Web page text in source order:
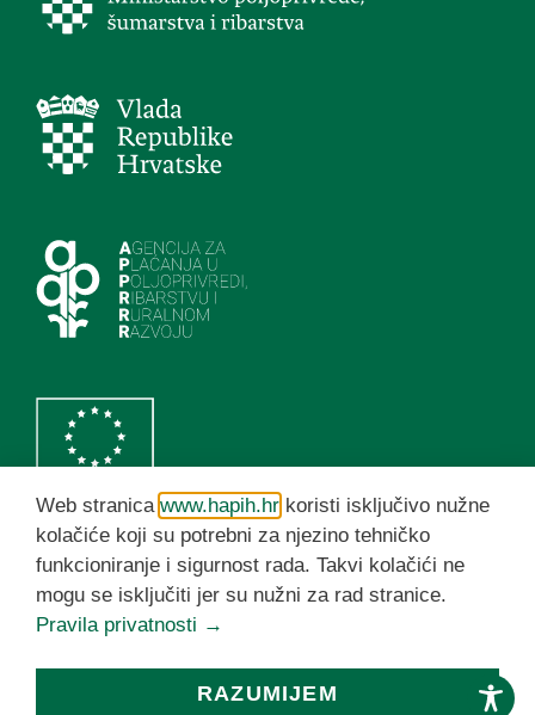
HAPIH YouTube kanal
Web stranica www.hapih.hr koristi isključivo nužne
kolačiće koji su potrebni za njezino tehničko
funkcioniranje i sigurnost rada. Takvi kolačići ne
mogu se isključiti jer su nužni za rad stranice.
Pravila privatnosti →
RAZUMIJEM